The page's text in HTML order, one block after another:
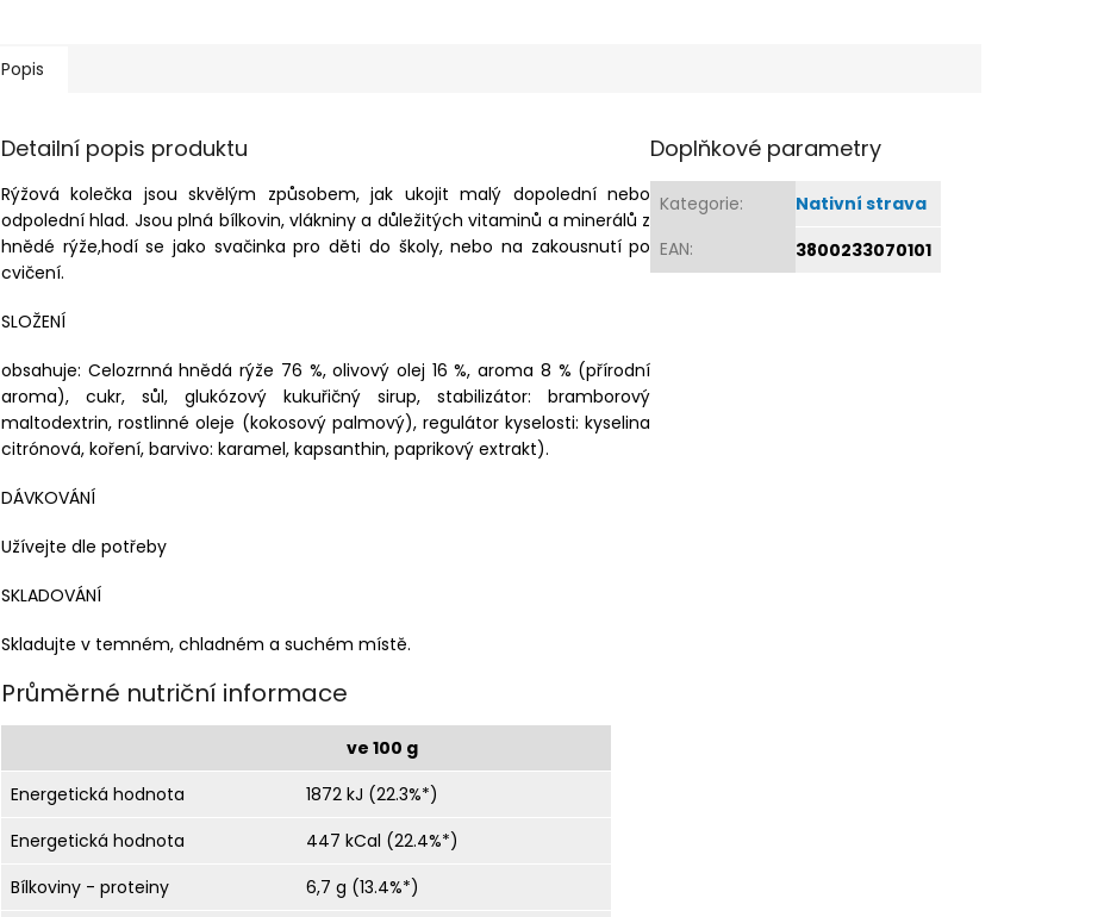
spreje máš vždy perfektní
kontrolu nad...
Popis
Detailní popis produktu
Rýžová kolečka jsou skvělým způsobem, jak ukojit malý dopolední nebo
odpolední hlad. Jsou plná bílkovin, vlákniny a důležitých vitaminů a minerálů z
hnědé rýže,hodí se jako svačinka pro děti do školy, nebo na zakousnutí po
cvičení.
SLOŽENÍ
obsahuje: Celozrnná hnědá rýže 76 %, olivový olej 16 %, aroma 8 % (přírodní
aroma), cukr, sůl, glukózový kukuřičný sirup, stabilizátor: bramborový
maltodextrin, rostlinné oleje (kokosový palmový), regulátor kyselosti: kyselina
citrónová, koření, barvivo: karamel, kapsanthin, paprikový extrakt).
DÁVKOVÁNÍ
Užívejte dle potřeby
SKLADOVÁNÍ
Skladujte v temném, chladném a suchém místě.
Průměrné nutriční informace
ve 100 g
Energetická hodnota
1872 kJ (22.3%*)
Energetická hodnota
447 kCal (22.4%*)
Bílkoviny - proteiny
6,7 g (13.4%*)
Doplňkové parametry
Kategorie:
Nativní strava
EAN: 3800233070101